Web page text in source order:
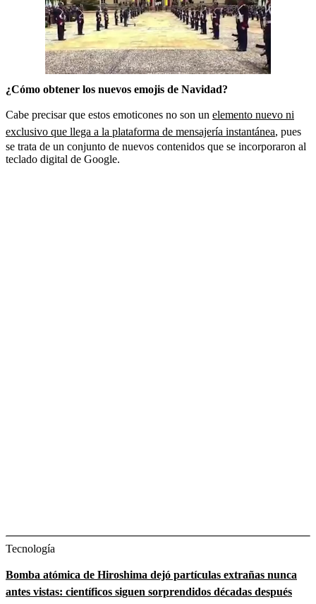
¿Cómo obtener los nuevos emojis de Navidad?
Cabe precisar que estos emoticones no son un elemento nuevo ni
exclusivo que llega a la plataforma de mensajería instantánea, pues
se trata de un conjunto de nuevos contenidos que se incorporaron al
teclado digital de Google.
Tecnología
Bomba atómica de Hiroshima dejó partículas extrañas nunca
antes vistas: científicos siguen sorprendidos décadas después